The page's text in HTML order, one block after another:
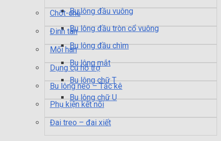
Bu lông đầu vuông
Bu lông đầu tròn cổ vuông
Bu lông đầu chìm
Bu lông mắt
Bu lông chữ T
Bu lông chữ U
Chốt-chẻ
Đinh tán
Mối hàn
Dụng cụ hỗ trợ
Bu lông neo – Tắc kê
Phụ kiện kết nối
Đai treo – đai xiết